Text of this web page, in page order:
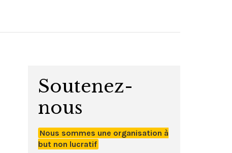
Soutenez-
nous
Nous sommes une organisation à
but non lucratif